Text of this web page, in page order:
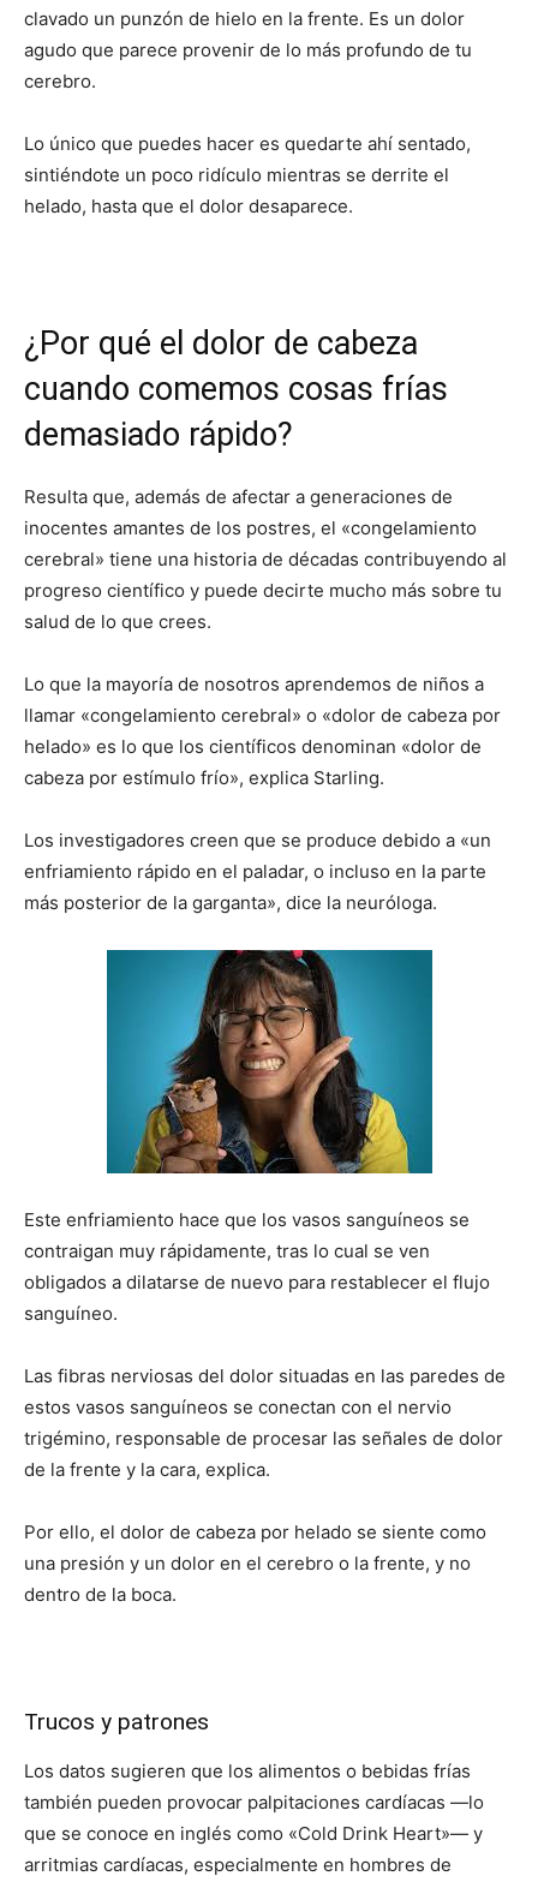
clavado un punzón de hielo en la frente. Es un dolor
agudo que parece provenir de lo más profundo de tu
cerebro.
Lo único que puedes hacer es quedarte ahí sentado,
sintiéndote un poco ridículo mientras se derrite el
helado, hasta que el dolor desaparece.
¿Por qué el dolor de cabeza
cuando comemos cosas frías
demasiado rápido?
Resulta que, además de afectar a generaciones de
inocentes amantes de los postres, el «congelamiento
cerebral» tiene una historia de décadas contribuyendo al
progreso científico y puede decirte mucho más sobre tu
salud de lo que crees.
Lo que la mayoría de nosotros aprendemos de niños a
llamar «congelamiento cerebral» o «dolor de cabeza por
helado» es lo que los científicos denominan «dolor de
cabeza por estímulo frío», explica Starling.
Los investigadores creen que se produce debido a «un
enfriamiento rápido en el paladar, o incluso en la parte
más posterior de la garganta», dice la neuróloga.
Este enfriamiento hace que los vasos sanguíneos se
contraigan muy rápidamente, tras lo cual se ven
obligados a dilatarse de nuevo para restablecer el flujo
sanguíneo.
Las fibras nerviosas del dolor situadas en las paredes de
estos vasos sanguíneos se conectan con el nervio
trigémino, responsable de procesar las señales de dolor
de la frente y la cara, explica.
Por ello, el dolor de cabeza por helado se siente como
una presión y un dolor en el cerebro o la frente, y no
dentro de la boca.
Trucos y patrones
Los datos sugieren que los alimentos o bebidas frías
también pueden provocar palpitaciones cardíacas —lo
que se conoce en inglés como «Cold Drink Heart»— y
arritmias cardíacas, especialmente en hombres de